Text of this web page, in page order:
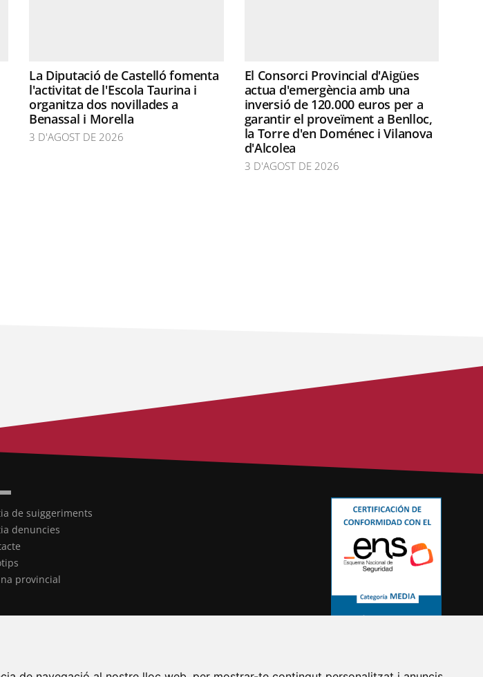
La Diputació de Castelló fomenta
l'activitat de l'Escola Taurina i
organitza dos novillades a
Benassal i Morella
3 D'AGOST DE 2026
El Consorci Provincial d'Aigües
actua d'emergència amb una
inversió de 120.000 euros per a
garantir el proveïment a Benlloc,
la Torre d'en Doménec i Vilanova
d'Alcolea
3 D'AGOST DE 2026
de suiggeriments
denuncies
provincial